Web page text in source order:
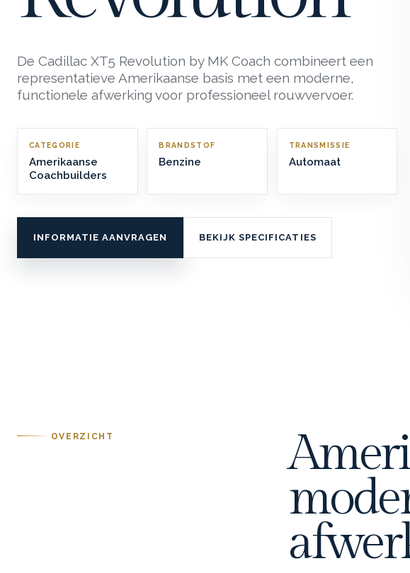
De Cadillac XT5 Revolution by MK Coach combineert een
representatieve Amerikaanse basis met een moderne,
functionele afwerking voor professioneel rouwvervoer.
CATEGORIE
Amerikaanse
Coachbuilders
BRANDSTOF
Benzine
TRANSMISSIE
Automaat
INFORMATIE AANVRAGEN BEKIJK SPECIFICATIES
OVERZICHT